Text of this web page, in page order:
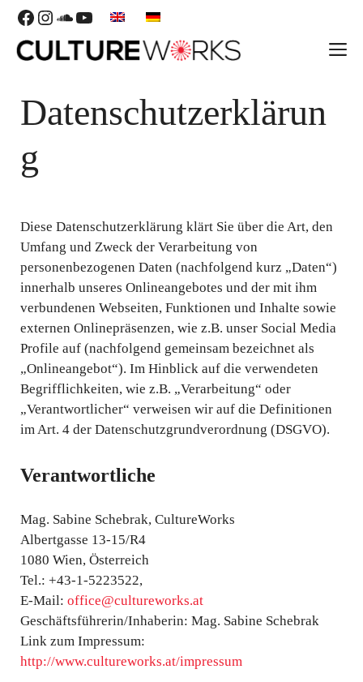
Skip
content
Facebook
Instagram
SoundCloud
YouTube
Datenschutzerklärun
g
Diese Datenschutzerklärung klärt Sie über die Art, den
Umfang und Zweck der Verarbeitung von
personenbezogenen Daten (nachfolgend kurz „Daten“)
innerhalb unseres Onlineangebotes und der mit ihm
verbundenen Webseiten, Funktionen und Inhalte sowie
externen Onlinepräsenzen, wie z.B. unser Social Media
Profile auf (nachfolgend gemeinsam bezeichnet als
„Onlineangebot“). Im Hinblick auf die verwendeten
Begrifflichkeiten, wie z.B. „Verarbeitung“ oder
„Verantwortlicher“ verweisen wir auf die Definitionen
im Art. 4 der Datenschutzgrundverordnung (DSGVO).
Verantwortliche
Mag. Sabine Schebrak, CultureWorks
Albertgasse 13-15/R4
1080 Wien, Österreich
Tel.: +43-1-5223522,
E-Mail: office@cultureworks.at
Geschäftsführerin/Inhaberin: Mag. Sabine Schebrak
Link zum Impressum:
http://www.cultureworks.at/impressum